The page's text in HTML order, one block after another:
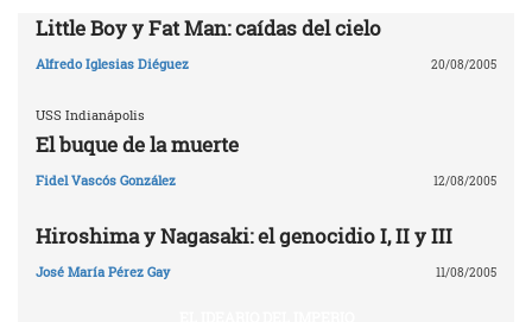
Little Boy y Fat Man: caídas del cielo
Alfredo Iglesias Diéguez 20/08/2005
USS Indianápolis
El buque de la muerte
Fidel Vascós González 12/08/2005
Hiroshima y Nagasaki: el genocidio I, II y III
José María Pérez Gay 11/08/2005